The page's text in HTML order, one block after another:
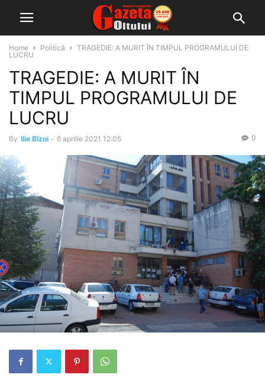
Home Politică
TRAGEDIE: A MURIT ÎN TIMPUL PROGRAMULUI DE
LUCRU
TRAGEDIE: A MURIT ÎN
TIMPUL PROGRAMULUI DE
LUCRU
By Ilie Bîzoi - 6 aprilie 2021 12:05 0